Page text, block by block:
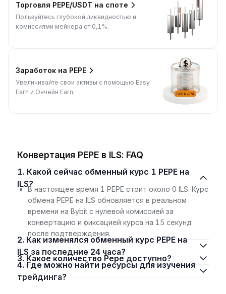
Торговля PEPE/USDT на споте
Пользуйтесь глубокой ликвидностью и
комиссиями мейкера от 0,1%.
Заработок на PEPE
Увеличивайте свои активы с помощью Easy
Earn и Ончейн Earn.
Конвертация PEPE в ILS: FAQ
1. Какой сейчас обменный курс 1 PEPE на
ILS?
В настоящее время 1 PEPE стоит около 0 ILS. Курс
обмена PEPE на ILS обновляется в реальном
времени на Bybit с нулевой комиссией за
конвертацию и фиксацией курса на 15 секунд
после подтверждения.
2. Как изменялся обменный курс PEPE на
ILS за последние 24 часа?
3. Какое количество Pepe доступно?
4. Где можно найти ресурсы для изучения
трейдинга?